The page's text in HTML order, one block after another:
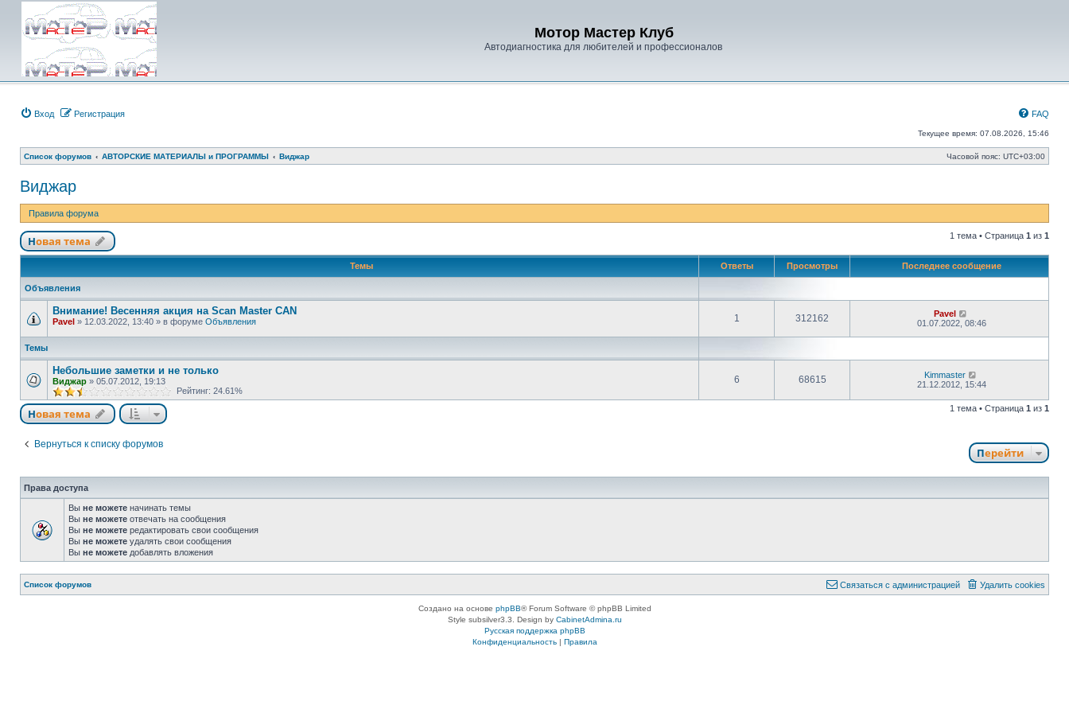
Мотор Мастер Клуб
Автодиагностика для любителей и профессионалов
Вход Регистрация FAQ
Текущее время: 07.08.2026, 15:46
Список форумов АВТОРСКИЕ МАТЕРИАЛЫ и ПРОГРАММЫ Виджар Часовой пояс: UTC+03:00
Виджар
Правила форума
Новая тема 1 тема • Страница 1 из 1
Темы Ответы Просмотры Последнее сообщение
Объявления
Внимание! Весенняя акция на Scan Master CAN
Pavel » 12.03.2022, 13:40 » в форуме Объявления 1 312162
Pavel
01.07.2022, 08:46
Темы
Небольшие заметки и не только
Виджар » 05.07.2012, 19:13
Рейтинг: 24.61%
6 68615
Kimmaster
21.12.2012, 15:44
Новая тема 1 тема • Страница 1 из 1
Вернуться к списку форумов
Перейти
Права доступа
Вы не можете начинать темы
Вы не можете отвечать на сообщения
Вы не можете редактировать свои сообщения
Вы не можете удалять свои сообщения
Вы не можете добавлять вложения
Список форумов Удалить cookies
Связаться с администрацией
Создано на основе phpBB® Forum Software © phpBB Limited
Style subsilver3.3. Design by CabinetAdmina.ru
Русская поддержка phpBB
Конфиденциальность| Правила